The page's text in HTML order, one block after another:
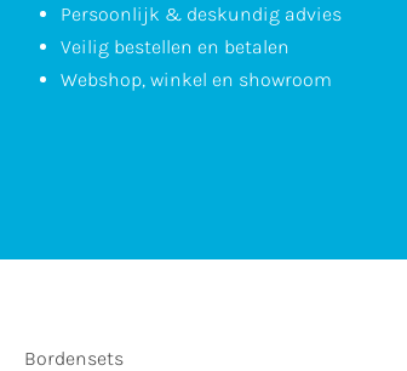
Persoonlijk & deskundig advies
Veilig bestellen en betalen
Webshop, winkel en showroom
Bordensets